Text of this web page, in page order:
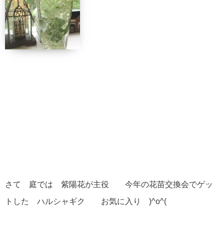
さて 庭では 紫陽花が主役 今年の花苗交換会でゲッ
トした ハルシャギク お気に入り )^o^(